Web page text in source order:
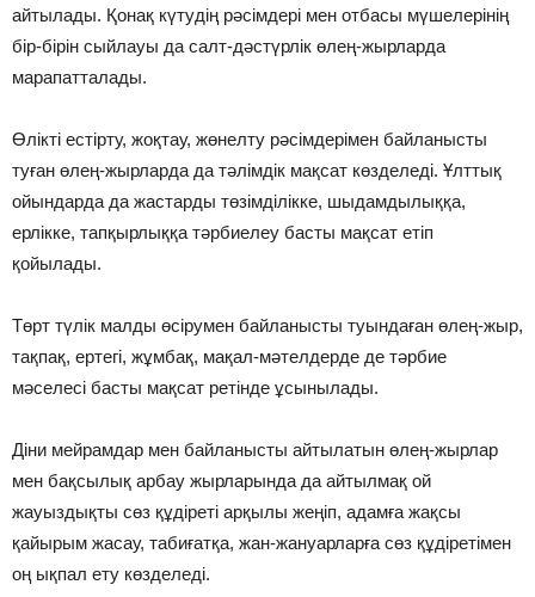
айтылады. Қонақ күтудiң рәсiмдерi мен отбасы мүшелерiнiң
бiр-бiрiн сыйлауы да салт-дәстүрлiк өлең-жырларда
марапатталады.
Өлiктi естiрту, жоқтау, жөнелту рәсiмдерiмен байланысты
туған өлең-жырларда да тәлiмдiк мақсат көзделедi. Ұлттық
ойындарда да жастарды төзiмдiлiкке, шыдамдылыққа,
ерлiкке, тапқырлыққа тәрбиелеу басты мақсат етiп
қойылады.
Төрт түлiк малды өсiрумен байланысты туындаған өлең-жыр,
тақпақ, ертегi, жұмбақ, мақал-мәтелдерде де тәрбие
мәселесi басты мақсат ретiнде ұсынылады.
Дiни мейрамдар мен байланысты айтылатын өлең-жырлар
мен бақсылық арбау жырларында да айтылмақ ой
жауыздықты сөз құдiретi арқылы жеңiп, адамға жақсы
қайырым жасау, табиғатқа, жан-жануарларға сөз құдiретiмен
оң ықпал ету көзделедi.